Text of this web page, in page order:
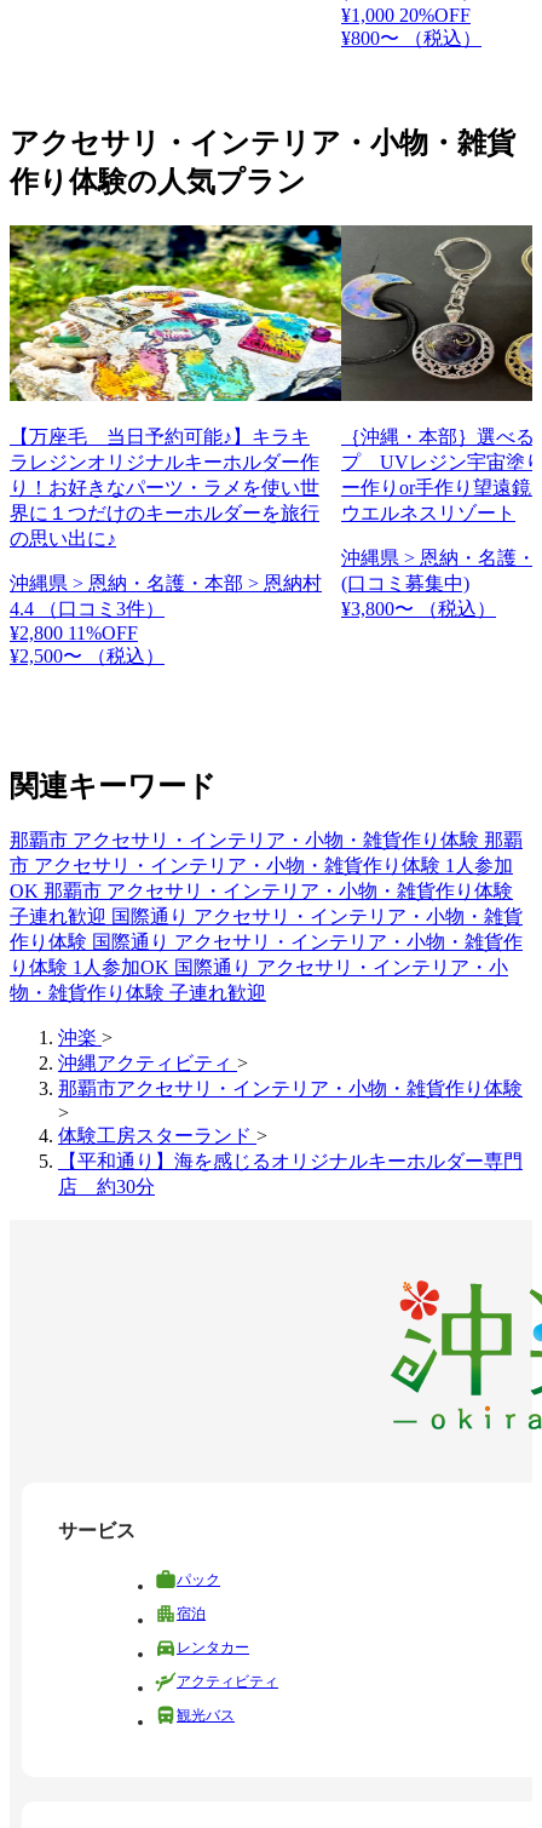
¥1,000 20%OFF
¥800〜
（税込）
アクセサリ・インテリア・小物・雑貨
作り体験の人気プラン
【万座毛 当日予約可能♪】キラキ
ラレジンオリジナルキーホルダー作
り！お好きなパーツ・ラメを使い世
界に１つだけのキーホルダーを旅行
の思い出に♪
沖縄県 > 恩納・名護・本部 > 恩納村
4.4
（口コミ3件）
¥2,800 11%OFF
¥2,500〜
（税込）
｛沖縄・本部｝選べ
プ UVレジン宇宙塗
ー作りor手作り望遠
ウエルネスリゾート
沖縄県 > 恩納・名護・
(口コミ募集中)
¥3,800〜
（税込）
関連キーワード
那覇市 アクセサリ・インテリア・小物・雑貨作り体験 那覇
市 アクセサリ・インテリア・小物・雑貨作り体験 1人参加
OK 那覇市 アクセサリ・インテリア・小物・雑貨作り体験
子連れ歓迎 国際通り アクセサリ・インテリア・小物・雑貨
作り体験 国際通り アクセサリ・インテリア・小物・雑貨作
り体験 1人参加OK 国際通り アクセサリ・インテリア・小
物・雑貨作り体験 子連れ歓迎
沖楽 >
沖縄アクティビティ >
那覇市アクセサリ・インテリア・小物・雑貨作り体験
>
体験工房スターランド >
【平和通り】海を感じるオリジナルキーホルダー専門
店 約30分
サービス
パック
宿泊
レンタカー
アクティビティ
観光バス